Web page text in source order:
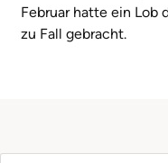
Februar hatte ein Lob
zu Fall gebracht.